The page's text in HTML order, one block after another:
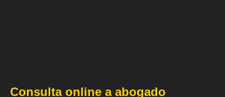
Consulta online a abogado